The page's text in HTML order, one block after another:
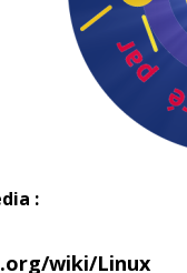
:
wiki/Linux